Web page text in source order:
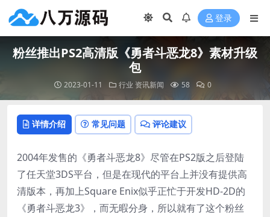
登录
粉丝推出PS2高清版《勇者斗恶龙8》素材升级
包
2023-01-11 行业 资讯新闻 58 0
详情介绍 常见问题 评论建议
2004年发售的《勇者斗恶龙8》尽管在PS2版之后登陆
了任天堂3DS平台，但是在现代的平台上并没有提供高
清版本，再加上Square Enix似乎正忙于开发HD-2D的
《勇者斗恶龙3》，而无暇分身，所以就有了这个粉丝